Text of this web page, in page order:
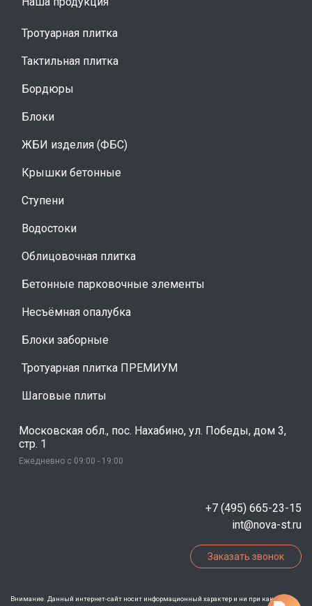
Тротуарная плитка
Тактильная плитка
Бордюры
Блоки
ЖБИ изделия (ФБС)
Крышки бетонные
Ступени
Водостоки
Облицовочная плитка
Бетонные парковочные элементы
Несъёмная опалубка
Блоки заборные
Тротуарная плитка ПРЕМИУМ
Шаговые плиты
Московская обл., пос. Нахабино, ул. Победы, дом 3,
стр. 1
Ежедневно с 09:00 - 19:00
+7 (495) 665-23-15
int@nova-st.ru
Заказать звонок
Внимание. Данный интернет-сайт носит информационный характер и ни при каких